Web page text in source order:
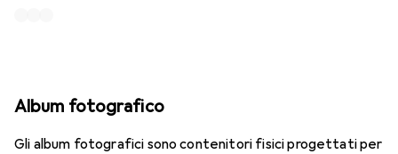
Album fotografico
Gli album fotografici sono contenitori fisici progettati per